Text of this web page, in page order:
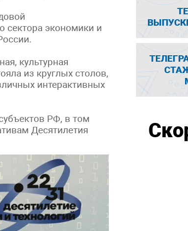
сектора экономики и
культурная
из круглых столов,
интерактивных
РФ, в том
Десятилетия